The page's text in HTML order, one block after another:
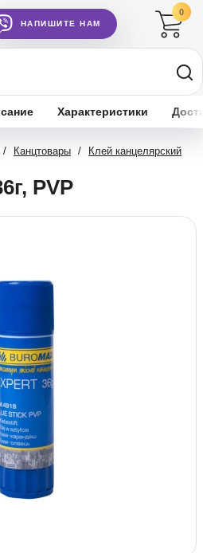
НАПИШИТЕ НАМ
0
Характеристики
/ Канцтовары / Клей канцелярский
PVP